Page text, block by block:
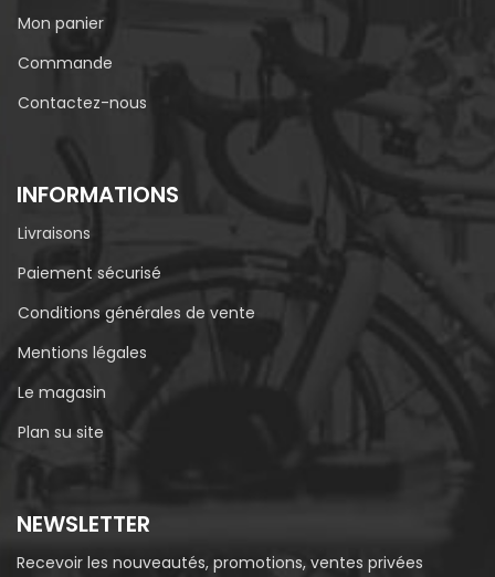
Mon panier
Commande
Contactez-nous
INFORMATIONS
Livraisons
Paiement sécurisé
Conditions générales de vente
Mentions légales
Le magasin
Plan su site
NEWSLETTER
Recevoir les nouveautés, promotions, ventes privées